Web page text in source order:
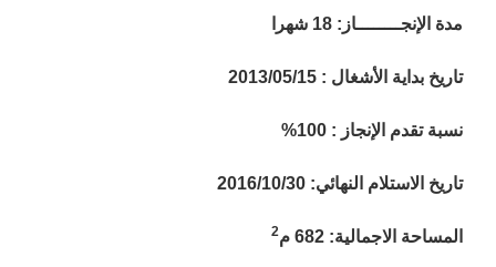
مدة الإنجــــــــاز:
تاريخ بداية الأشغال :
نسبة تقدم الإنجاز :
تاريخ الاستلام النهائي: 2016/10/30
المساحة الاجمالية: 2